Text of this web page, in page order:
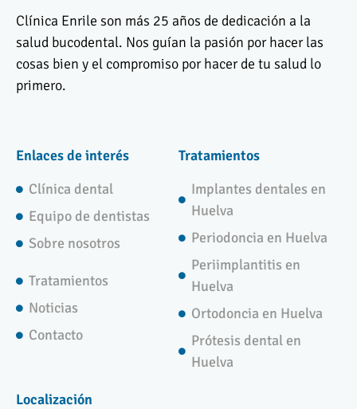
Clínica Enrile son más 25 años de dedicación a la
salud bucodental. Nos guían la pasión por hacer las
cosas bien y el compromiso por hacer de tu salud lo
primero.
Enlaces de interés
Clínica dental
Equipo de dentistas
Sobre nosotros
Tratamientos
Noticias
Contacto
Tratamientos
Implantes dentales en
Huelva
Periodoncia en Huelva
Periimplantitis en
Huelva
Ortodoncia en Huelva
Prótesis dental en
Huelva
Localización